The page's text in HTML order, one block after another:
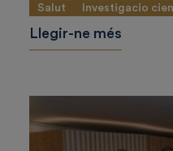
Salut Investigacio
Llegir-ne més